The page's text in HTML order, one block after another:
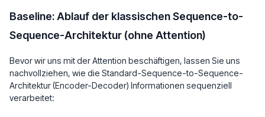
Baseline: Ablauf der klassischen Sequence-to-
Sequence-Architektur (ohne Attention)
Bevor wir uns mit der Attention beschäftigen, lassen Sie uns
nachvollziehen, wie die Standard-Sequence-to-Sequence-
Architektur (Encoder-Decoder) Informationen sequenziell
verarbeitet: